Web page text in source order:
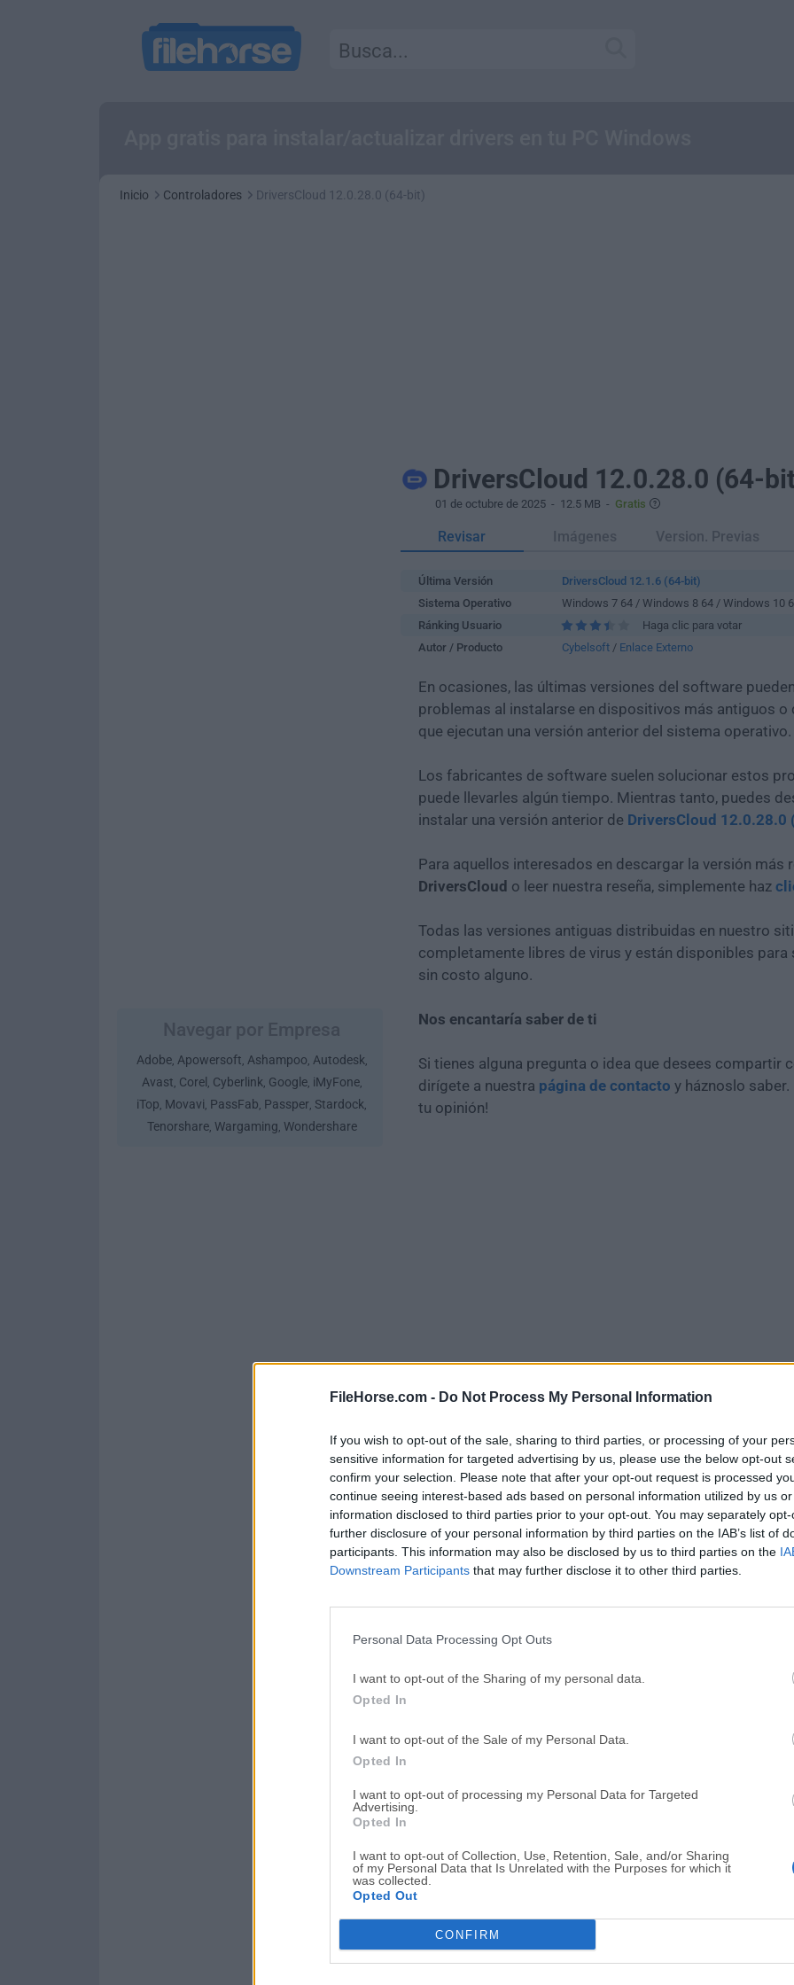
FileHorse.com - Do Not Process My Personal Information
If you wish to opt-out of the sale, sharing to third parties, or processing of your
sensitive information for targeted advertising by us, please use the below opt-out
confirm your selection. Please note that after your opt-out request is processed
continue seeing interest-based ads based on personal information utilized by us
information disclosed to third parties prior to your opt-out. You may separately
further disclosure of your personal information by third parties on the IAB’s list of
participants. This information may also be disclosed by us to third parties on the
Downstream Participants that may further disclose it to other third parties.
Personal Data Processing Opt Outs
I want to opt-out of the Sharing of my personal data.
Opted In
I want to opt-out of the Sale of my Personal Data.
Opted In
I want to opt-out of processing my Personal Data for Targeted
Advertising.
Opted In
I want to opt-out of Collection, Use, Retention, Sale, and/or Sharing
of my Personal Data that Is Unrelated with the Purposes for which it
was collected.
Opted Out
CONFIRM
Inicio Controladores DriversCloud 12.0.28.0 (64-bit)
Adobe, Apowersoft, Ashampoo, Autodesk,
Avast, Corel , Cyberlink, Google, iMyFone,
iTop, Movavi, PassFab, Passper, Stardock,
Tenorshare, Wargaming, Wondershare
DriversCloud 12.0.28.0 (64-
01 de octubre de 2025 - 12.5 MB - Gratis
Revisar Imágenes Version. Previas
Última Versión
DriversCloud 12.1.6 (64-bit)
Sistema Operativo
Windows 7 64 / Windows 8 64 / Windows 10
Ránking Usuario
Haga clic para votar
Autor / Producto
Cybelsoft / Enlace Externo
En ocasiones, las últimas versiones del software
problemas al instalarse en dispositivos más antiguos
que ejecutan una versión anterior del sistema operativo.
Los fabricantes de software suelen solucionar estos
puede llevarles algún tiempo. Mientras tanto, puedes
instalar una versión anterior de DriversCloud 12.0.28.0
Para aquellos interesados en descargar la versión más
DriversCloud o leer nuestra reseña, simplemente haz
Todas las versiones antiguas distribuidas en nuestro
completamente libres de virus y están disponibles para
sin costo alguno.
Nos encantaría saber de ti
Si tienes alguna pregunta o idea que desees compartir
dirígete a nuestra página de contacto y háznoslo saber.
tu opinión!
Descargar DriversCloud 12.0.28.0
¿Por qué se publica esta aplicación en Filehorse? ( Más
Imágenes
Top Descargas
Opera 134.0 Build 5954.46 (64-bit)
Adobe Photoshop CC 2026 27.9.1 (64-bit)
GTA 6 for PS5 CapCut Desktop 9.1.0
PC Repair Tool 2026 Hero Wars - Online Action